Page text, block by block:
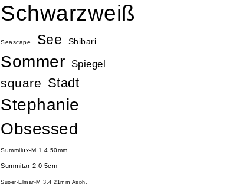
Schwarzweiß
Seascape See Shibari
Sommer Spiegel
square Stadt
Stephanie
Obsessed
Summilux-M 1.4 50mm
Summitar 2.0 5cm
Super-Elmar-M 3.4 21mm Asph.